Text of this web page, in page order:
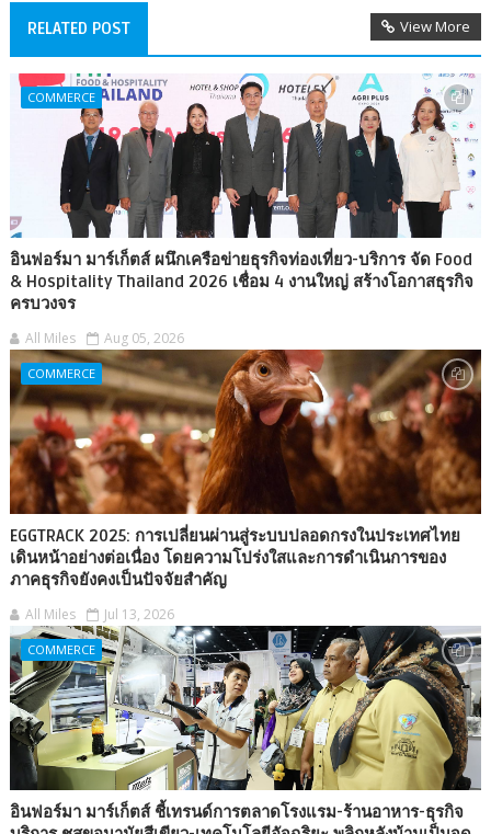
RELATED POST View More
COMMERCE
อินฟอร์มา มาร์เก็ตส์ ผนึกเครือข่ายธุรกิจท่องเที่ยว-บริการ จัด Food
& Hospitality Thailand 2026 เชื่อม 4 งานใหญ่ สร้างโอกาสธุรกิจ
ครบวงจร
All Miles Aug 05, 2026
COMMERCE
EGGTRACK 2025: การเปลี่ยนผ่านสู่ระบบปลอดกรงในประเทศไทย
เดินหน้าอย่างต่อเนื่อง โดยความโปร่งใสและการดำเนินการของ
ภาคธุรกิจยังคงเป็นปัจจัยสำคัญ
All Miles Jul 13, 2026
COMMERCE
อินฟอร์มา มาร์เก็ตส์ ชี้เทรนด์การตลาดโรงแรม-ร้านอาหาร-ธุรกิจ